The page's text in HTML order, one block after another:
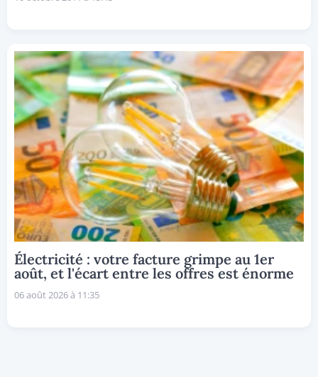
Électricité : votre facture grimpe au 1er
août, et l'écart entre les offres est énorme
06 août 2026 à 11:35